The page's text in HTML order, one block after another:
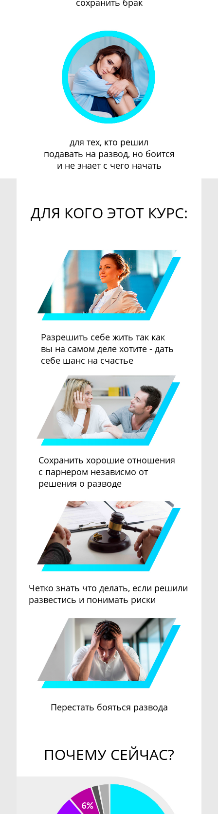
сохранить брак
для тех, кто решил
подавать на развод, но боится
и не знает с чего начать
ДЛЯ КОГО ЭТОТ КУРС:
Разрешить себе жить так как
вы на самом деле хотите - дать
себе шанс на счастье
Сохранить хорошие отношения
с парнером независмо от
решения о разводе
Четко знать что делать, если решили
развестись и понимать риски
Перестать бояться развода
ПОЧЕМУ СЕЙЧАС?